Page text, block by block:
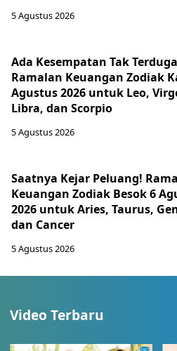
5 Agustus 2026
Ada Kesempatan Tak
Ramalan Keuangan Zodiak
Agustus 2026 untuk Leo,
Libra, dan Scorpio
5 Agustus 2026
Saatnya Kejar Peluang!
Keuangan Zodiak Besok 6
2026 untuk Aries, Taurus,
dan Cancer
5 Agustus 2026
Video Terbaru